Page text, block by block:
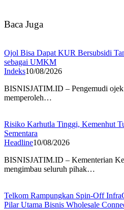
Baca Juga
Ojol Bisa Dapat KUR Bersubsidi
sebagai UMKM
Indeks10/08/2026
BISNISJATIM.ID – Pengemudi
memperoleh…
Risiko Karhutla Tinggi, Kemenhut
Sementara
Headline10/08/2026
BISNISJATIM.ID – Kementerian
mengimbau seluruh pihak…
Telkom Rampungkan Spin-Off
Pilar Utama Bisnis Wholesale